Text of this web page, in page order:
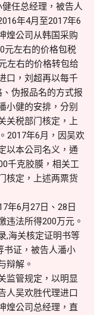
任总经理，被告人
年4月至2017年6
煌公司从韩国采购
元左右的价格包税
左右的价格转包给
口，刘超再以每千
伪报品名的方式报
小健的安排，分别
关税部门核定，上
2017年6月，因吴欢
以本公司名义，通
千克胶膜，相关工
核定，上述两票货
年6月27日、28日
违法所得200万元。
,海关核定证明书等
书证，被告人潘小
辩解。
监管规定，以明显
人吴欢胜代理进口
煌公司总经理，直